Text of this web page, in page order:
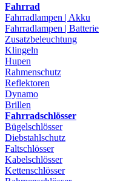
Fahrrad
Fahrradlampen | Akku
Fahrradlampen | Batterie
Zusatzbeleuchtung
Klingeln
Hupen
Rahmenschutz
Reflektoren
Dynamo
Brillen
Fahrradschlösser
Bügelschlösser
Diebstahlschutz
Faltschlösser
Kabelschlösser
Kettenschlösser